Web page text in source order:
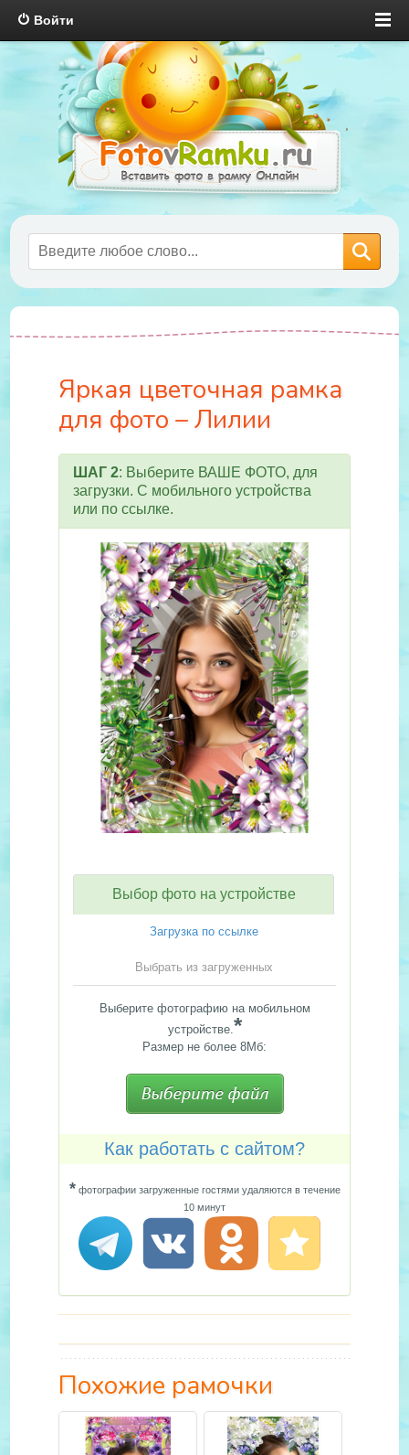
Войти
Яркая цветочная рамка
для фото – Лилии
ШАГ 2: Выберите ВАШЕ ФОТО, для
загрузки. С мобильного устройства
или по ссылке.
Выбор фото на устройстве
Загрузка по ссылке
Выбрать из загруженных
Выберите фотографию на мобильном
устройстве.*
Размер не более 8Мб:
Как работать с сайтом?
*фотографии загруженные гостями удаляются в течение
10 минут
Похожие рамочки